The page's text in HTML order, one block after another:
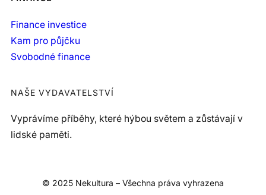
Finance investice
Kam pro půjčku
Svobodné finance
NAŠE VYDAVATELSTVÍ
Vyprávíme příběhy, které hýbou světem a zůstávají v
lidské paměti.
© 2025 Nekultura – Všechna práva vyhrazena